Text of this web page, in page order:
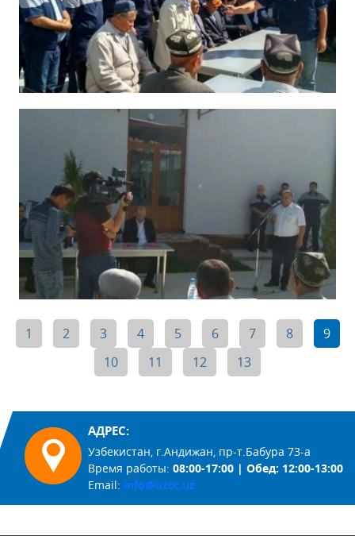
1 2 3 4 5 6 7 8
9
10
11 12 13
АДРЕС:
Узбекистан, г.Андижан, пр-т.Бабура 73-а
Время работы: 08:00-17:00 | Обед: 12:00-13:00
Email: info@uzcc.uz